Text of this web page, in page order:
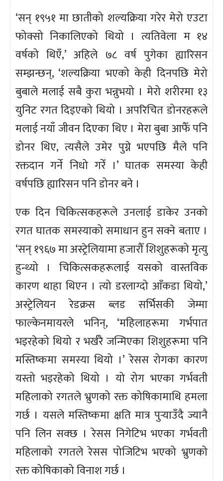
‘सन् १९५१ मा छातीको शल्यक्रिया गरेर मेरो एउटा
फोक्सो निकालिएको थियो । त्यतिवेला म १४
वर्षको थिएँ,’ अहिले ७८ वर्ष पुगेका ह्यारिसन
सम्झन्छन्, ‘शल्यक्रिया भएको केही दिनपछि मेरो
बुबाले मलाई सबै कुरा भन्नुभयो । मेरो शरीरमा १३
युनिट रगत दिइएको थियो । अपरिचित डोनरहरूले
मलाई नयाँ जीवन दिएका थिए । मेरा बुबा आफैँ पनि
डोनर थिए, त्यसैले उमेर पुग्ने भएपछि मैले पनि
रक्तदान गर्ने निधो गरेँ ।’ घातक समस्या केही
वर्षपछि ह्यारिसन पनि डोनर बने ।
एक दिन चिकित्सकहरूले उनलाई डाकेर उनको
रगत घातक समस्याको समाधान हुन सक्ने बताए ।
‘सन् १९६७ मा अस्ट्रेलियामा हजारौँ शिशुहरूको मृत्यु
हुन्थ्यो । चिकित्सकहरूलाई यसको वास्तविक
कारण थाहा थिएन । त्यो डरलाग्दो आँकडा थियो,’
अस्ट्रेलियन रेडक्रस ब्लड सर्भिसकी जेम्मा
फाल्केनमायरले भनिन्, ‘महिलाहरूमा गर्भपात
भइरहेको थियो र भर्खरै जन्मिएका शिशुहरूमा पनि
मस्तिष्कमा समस्या थियो ।’ रेसस रोगका कारण
यस्तो भइरहेको थियो । यो रोग भएका गर्भवती
महिलाको रगतले भ्रुणको रक्त कोषिकामाथि हमला
गर्छ । यसले मस्तिष्कमा क्षति मात्र पुर्‍याउँदै ज्यानै
पनि लिन सक्छ । रेसस निगेटिभ भएका गर्भवती
महिलाको रगतले रेसस पोजिटिभ भएको भ्रुणको
रक्त कोषिकाको विनाश गर्छ ।